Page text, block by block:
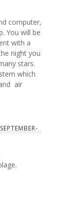
computer,
You will be
with a
night you
stars.
which
air